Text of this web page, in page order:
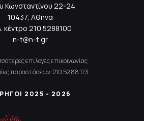
Κωνσταντίνου 22-24
10437, Αθήνα
κέντρο 210 5288100
n-t@n-t.gr
επιλογές επικοινωνίας
παραστάσεων:210 52 88 173
2025 - 2026